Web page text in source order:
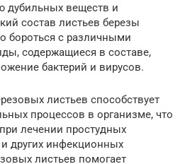
дубильных веществ и
состав листьев березы
бороться с различными
содержащиеся в составе,
бактерий и вирусов.
листьев способствует
процессов в организме, что
лечении простудных
других инфекционных
листьев помогает